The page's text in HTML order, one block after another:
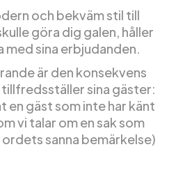
och bekväm stil till
göra dig galen, håller
med sina erbjudanden.
är den konsekvens
sina gäster:
en gäst som inte har känt
vi talar om en sak som
sanna bemärkelse)